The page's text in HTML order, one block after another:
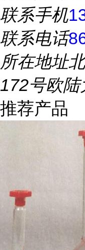
联系手机
联系电话
所在地址
172号欧陆
推荐产品